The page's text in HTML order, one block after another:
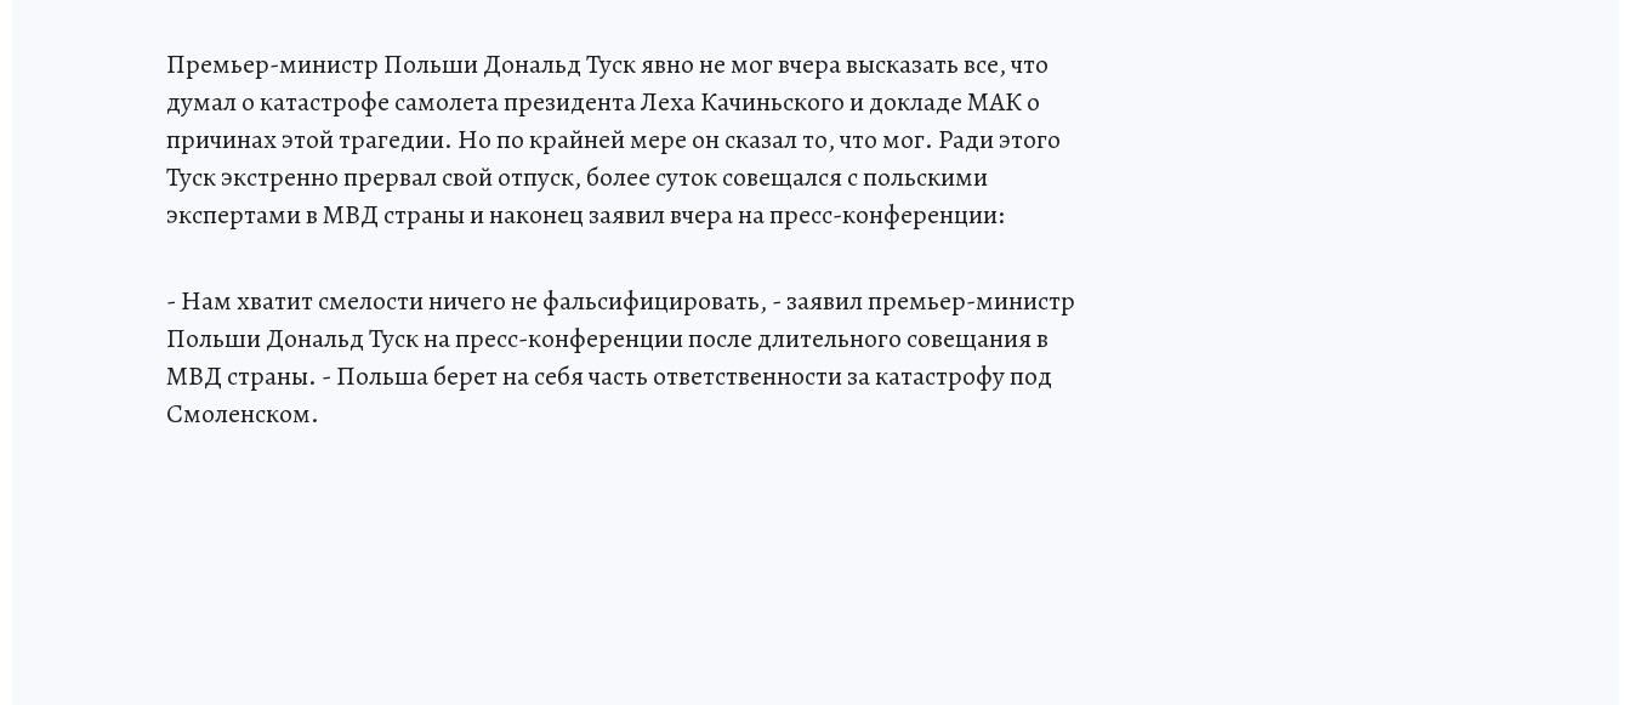
Премьер-министр Польши Дональд Туск явно не мог вчера высказать все, что
думал о катастрофе самолета президента Леха Качиньского и докладе МАК о
причинах этой трагедии. Но по крайней мере он сказал то, что мог. Ради этого
Туск экстренно прервал свой отпуск, более суток совещался с польскими
экспертами в МВД страны и наконец заявил вчера на пресс-конференции:
- Нам хватит смелости ничего не фальсифицировать, - заявил премьер-министр
Польши Дональд Туск на пресс-конференции после длительного совещания в
МВД страны. - Польша берет на себя часть ответственности за катастрофу под
Смоленском.